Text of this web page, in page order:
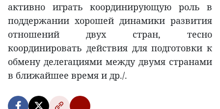
активно играть координирующую роль в
поддержании хорошей динамики развития
отношений двух стран, тесно
координировать действия для подготовки к
обмену делегациями между двумя странами
в ближайшее время и др./.